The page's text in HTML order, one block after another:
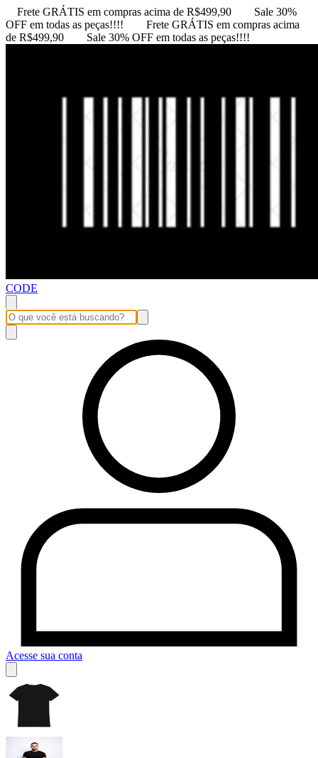
Frete GRÁTIS em compras acima de R$499,90
Sale 30%
OFF em todas as peças!!!!
Frete GRÁTIS em compras acima
de R$499,90
Sale 30% OFF em todas as peças!!!!
CODE
Acesse sua conta